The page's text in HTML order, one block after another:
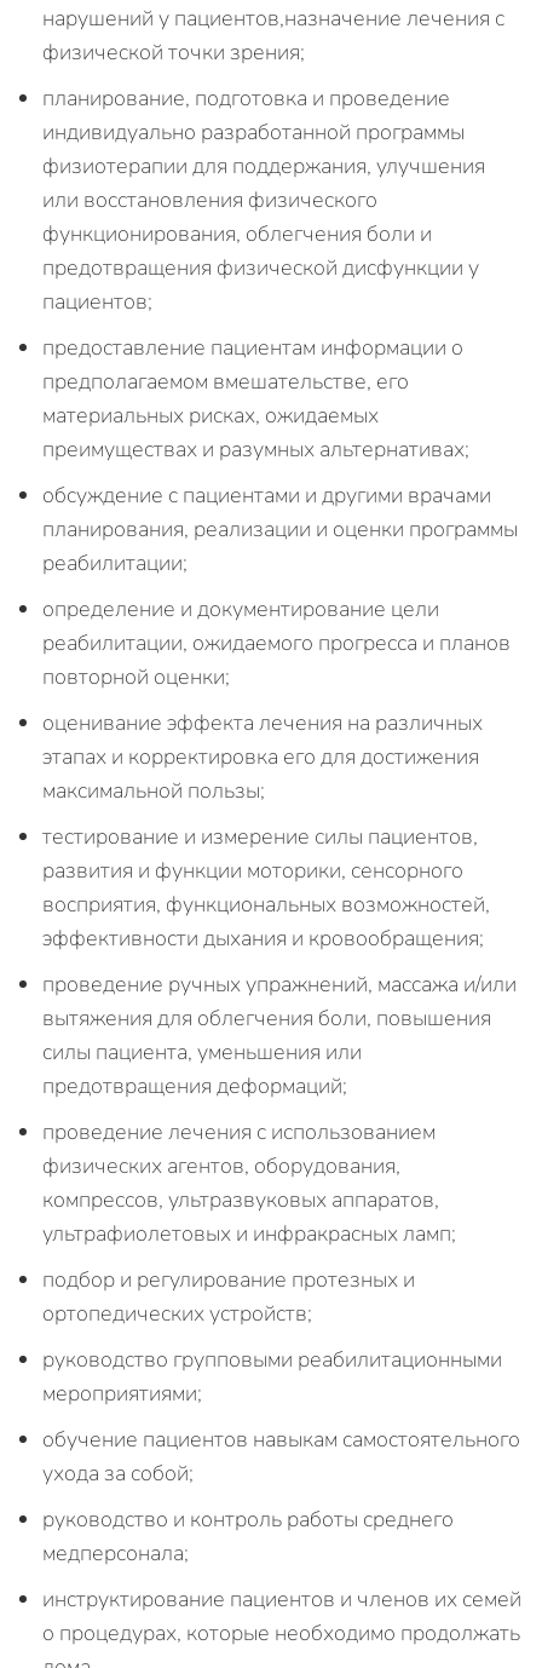
нарушений у пациентов,назначение лечения с
физической точки зрения;
планирование, подготовка и проведение
индивидуально разработанной программы
физиотерапии для поддержания, улучшения
или восстановления физического
функционирования, облегчения боли и
предотвращения физической дисфункции у
пациентов;
предоставление пациентам информации о
предполагаемом вмешательстве, его
материальных рисках, ожидаемых
преимуществах и разумных альтернативах;
обсуждение с пациентами и другими врачами
планирования, реализации и оценки программы
реабилитации;
определение и документирование цели
реабилитации, ожидаемого прогресса и планов
повторной оценки;
оценивание эффекта лечения на различных
этапах и корректировка его для достижения
максимальной пользы;
тестирование и измерение силы пациентов,
развития и функции моторики, сенсорного
восприятия, функциональных возможностей,
эффективности дыхания и кровообращения;
проведение ручных упражнений, массажа и/или
вытяжения для облегчения боли, повышения
силы пациента, уменьшения или
предотвращения деформаций;
проведение лечения с использованием
физических агентов, оборудования,
компрессов, ультразвуковых аппаратов,
ультрафиолетовых и инфракрасных ламп;
подбор и регулирование протезных и
ортопедических устройств;
руководство групповыми реабилитационными
мероприятиями;
обучение пациентов навыкам самостоятельного
ухода за собой;
руководство и контроль работы среднего
медперсонала;
инструктирование пациентов и членов их семей
о процедурах, которые необходимо продолжать